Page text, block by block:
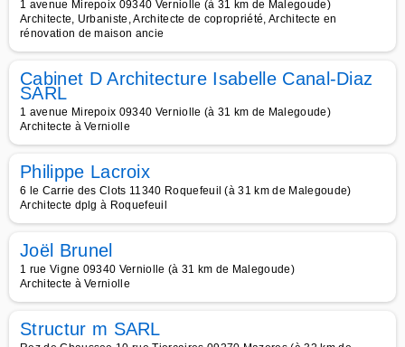
1 avenue Mirepoix 09340 Verniolle (à 31 km de Malegoude)
Architecte, Urbaniste, Architecte de copropriété, Architecte en
rénovation de maison ancie
Cabinet D Architecture Isabelle Canal-Diaz
SARL
1 avenue Mirepoix 09340 Verniolle (à 31 km de Malegoude)
Architecte à Verniolle
Philippe Lacroix
6 le Carrie des Clots 11340 Roquefeuil (à 31 km de Malegoude)
Architecte dplg à Roquefeuil
Joël Brunel
1 rue Vigne 09340 Verniolle (à 31 km de Malegoude)
Architecte à Verniolle
Structur m SARL